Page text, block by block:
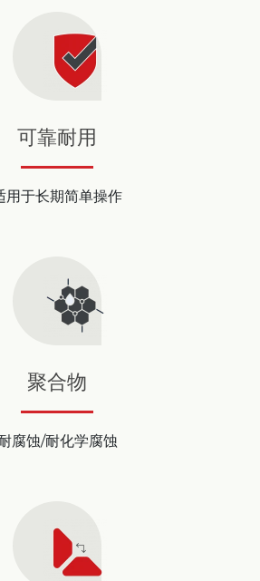
可靠耐用
用于长期简单操作
聚合物
腐蚀/耐化学腐蚀